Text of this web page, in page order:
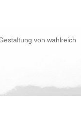
von wahlreich